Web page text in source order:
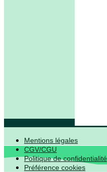
Mentions légales
CGV/CGU
Politique de confidentialité
Préférence cookies